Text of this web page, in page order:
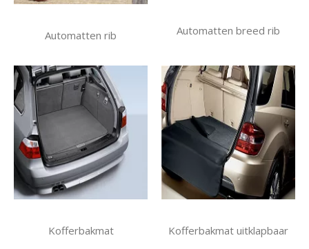
Automatten rib Automatten breed rib
Kofferbakmat Kofferbakmat uitklapbaar